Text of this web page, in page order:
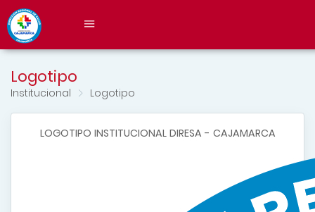
Logotipo
Institucional Logotipo
LOGOTIPO INSTITUCIONAL DIRESA - CAJAMARCA